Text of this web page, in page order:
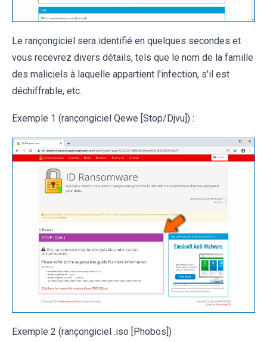
Le rançongiciel sera identifié en quelques secondes et
vous recevrez divers détails, tels que le nom de la famille
des maliciels à laquelle appartient l'infection, s'il est
déchiffrable, etc.
Exemple 1 (rançongiciel Qewe [Stop/Djvu]) :
Exemple 2 (rançongiciel .iso [Phobos]) :